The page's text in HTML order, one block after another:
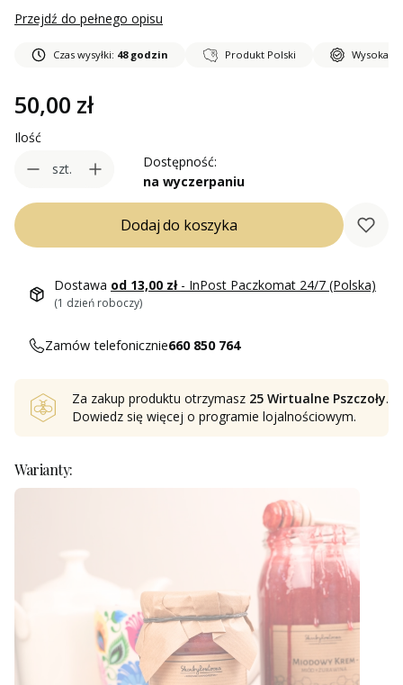
Przejdź do pełnego opisu
Czas wysyłki: 48 godzin Produkt Polski Wysoka
Cena
50,00 zł
Ilość
szt.
Dostępność:
na wyczerpaniu
Dodaj do koszyka
Dostawa od 13,00 zł - InPost Paczkomat 24/7 (Polska)
(1 dzień roboczy)
Zamów telefonicznie660 850 764
Za zakup produktu otrzymasz 25 Wirtualne Pszczoły.
Dowiedz się więcej o programie lojalnościowym.
Warianty: